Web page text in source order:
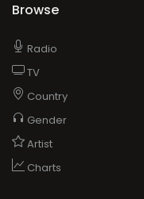
Browse
Radio
TV
Country
Gender
Artist
Charts